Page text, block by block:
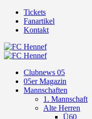
Tickets
Fanartikel
Kontakt
Clubnews 05
05er Magazin
Mannschaften
1. Mannschaft
Alte Herren
Ü60